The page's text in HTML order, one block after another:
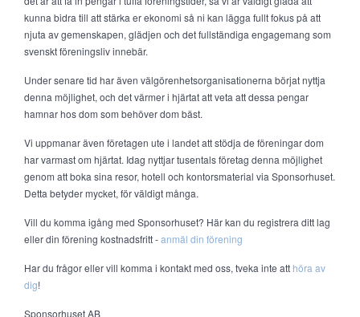
kunna bidra till att stärka er ekonomi så ni kan lägga fullt fokus på att
njuta av gemenskapen, glädjen och det fullständiga engagemang som
svenskt föreningsliv innebär.
Under senare tid har även välgörenhetsorganisationerna börjat nyttja
denna möjlighet, och det värmer i hjärtat att veta att dessa pengar
hamnar hos dom som behöver dom bäst.
Vi uppmanar även företagen ute i landet att stödja de föreningar dom
har varmast om hjärtat. Idag nyttjar tusentals företag denna möjlighet
genom att boka sina resor, hotell och kontorsmaterial via Sponsorhuset.
Detta betyder mycket, för väldigt många.
Vill du komma igång med Sponsorhuset? Här kan du registrera ditt lag
eller din förening kostnadsfritt -anmäl din förening
Har du frågor eller vill komma i kontakt med oss, tveka inte att höra av
dig!
Sponsorhuset AB